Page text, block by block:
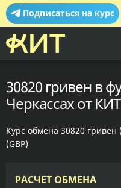
Подписаться на курс
30820 гривен в
Черкассах от
Курс обмена 30820 гривен
(GBP)
РАСЧЕТ ОБМЕНА